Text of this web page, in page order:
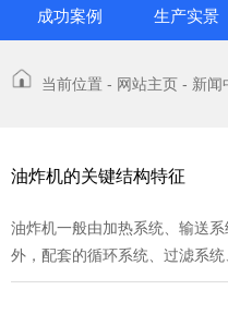
成功案例
生产实景
当前位置 - 网站主页 - 新闻
油炸机的关键结构特征
油炸机一般由加热系统、输送
外，配套的循环系统、过滤系
动油炸系统。例如，传统连续